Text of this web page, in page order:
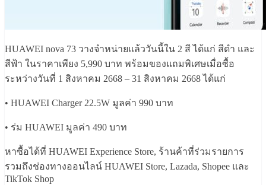
HUAWEI nova 73 วางจำหน่ายแล้ววันนี้ใน 2 สี ได้แก่ สีดำ และ
สีฟ้า ในราคาเพียง 5,990 บาท พร้อมของแถมพิเศษเมื่อซื้อ
ระหว่างวันที่ 1 สิงหาคม 2668 – 31 สิงหาคม 2668 ได้แก่
• HUAWEI Charger 22.5W มูลค่า 990 บาท
• ร่ม HUAWEI มูลค่า 490 บาท
หาซื้อได้ที่ HUAWEI Experience Store, ร้านค้าที่ร่วมรายการ
รวมถึงช่องทางออนไลน์ HUAWEI Store, Lazada, Shopee และ
TikTok Shop